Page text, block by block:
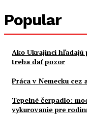
Popular
Ako Ukrajinci hľadajú
treba dať pozor
Práca v Nemecku
Tepelné čerpadlo:
vykurovanie pre